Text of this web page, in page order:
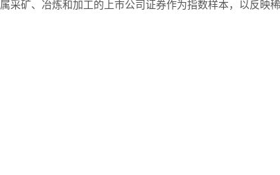
属采矿、冶炼和加工的上市公司证券作为指数样本，以反映